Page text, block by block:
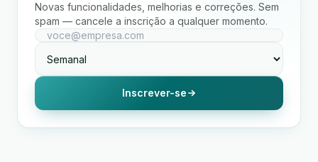
Novas funcionalidades, melhorias e correções. Sem
spam — cancele a inscrição a qualquer momento.
Inscrever-se